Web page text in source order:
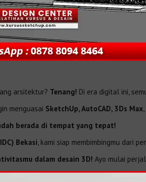
arsitektur? Tenang! Di era digital ini,
menguasai SketchUp, AutoCAD, 3Ds Max
berada di tempat yang tepat!
Bekasi, kami siap membimbingmu dari
dalam desain 3D! Ayo mulai